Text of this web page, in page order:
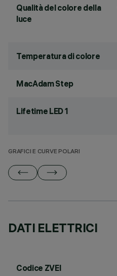
Qualità del colore della
luce
Temperatura di colore
MacAdam Step
Lifetime LED 1
GRAFICI E CURVE POLARI
DATI ELETTRICI
Codice ZVEI